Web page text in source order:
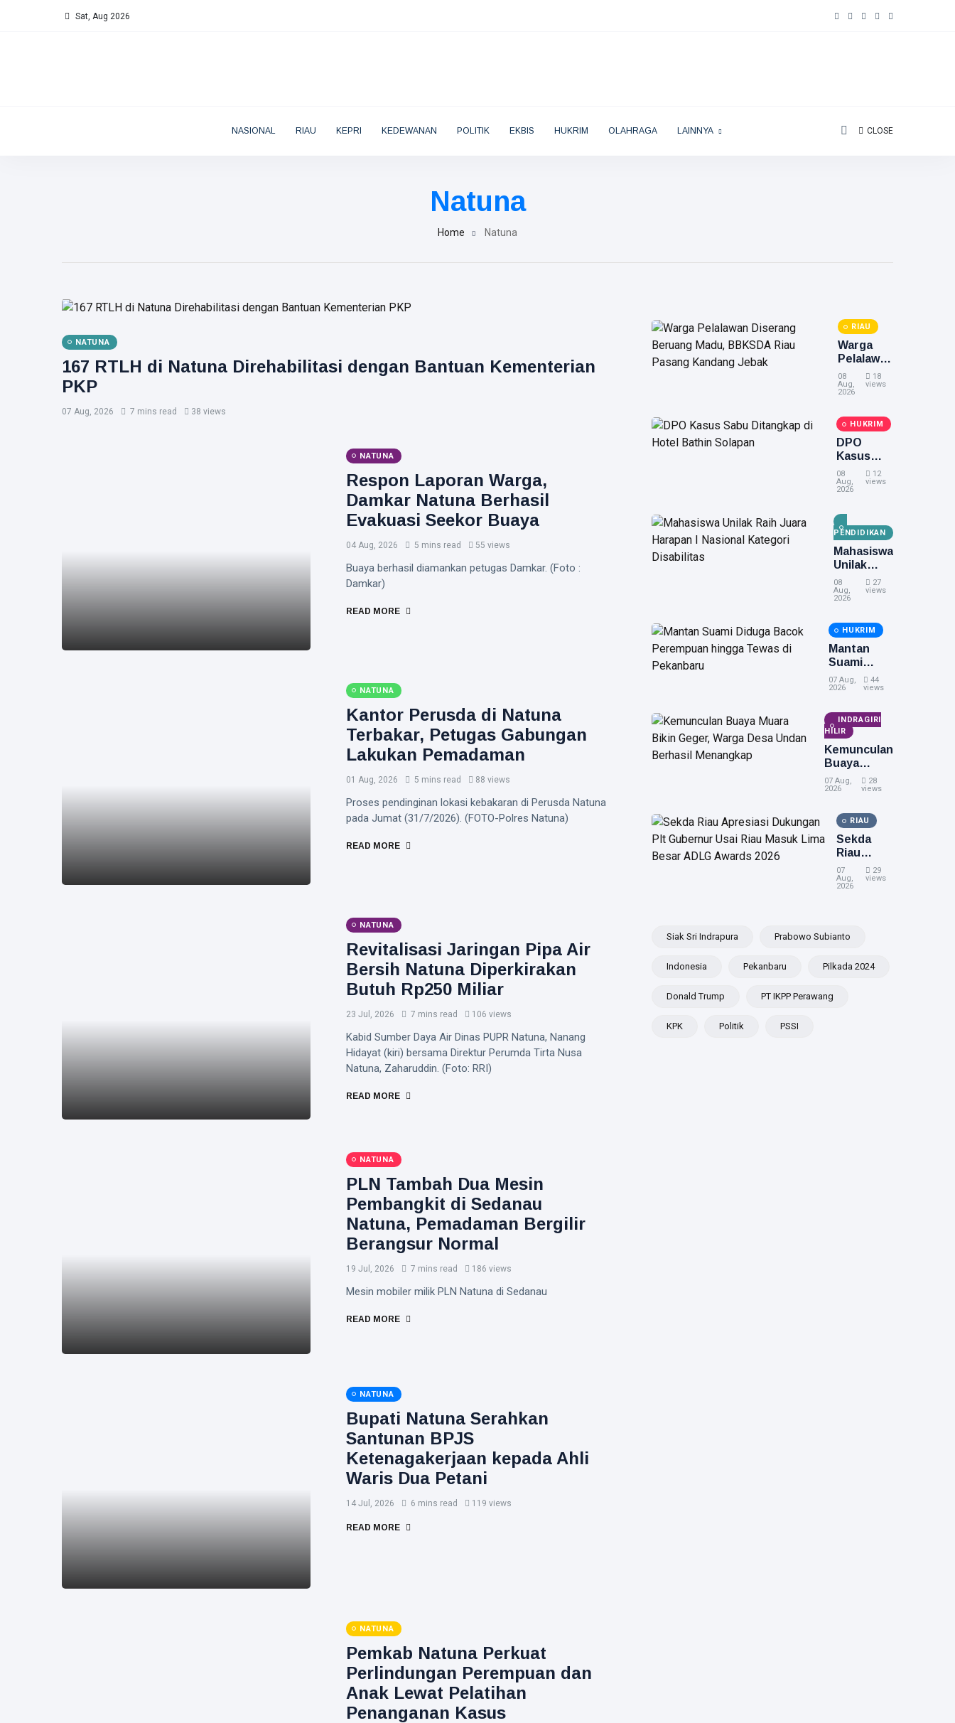
Sat, Aug 2026
NASIONAL RIAU KEPRI KEDEWANAN POLITIK EKBIS HUKRIM OLAHRAGA LAINNYA CLOSE
Natuna
Home Natuna
NATUNA
167 RTLH di Natuna Direhabilitasi dengan Bantuan Kementerian
PKP
07 Aug, 2026 7 mins read 38 views
NATUNA
Respon Laporan Warga,
Damkar Natuna Berhasil
Evakuasi Seekor Buaya
04 Aug, 2026 5 mins read 55 views
Buaya berhasil diamankan petugas Damkar. (Foto :
Damkar)
READ MORE
NATUNA
Kantor Perusda di Natuna
Terbakar, Petugas Gabungan
Lakukan Pemadaman
01 Aug, 2026 5 mins read 88 views
Proses pendinginan lokasi kebakaran di Perusda Natuna
pada Jumat (31/7/2026). (FOTO-Polres Natuna)
READ MORE
NATUNA
Revitalisasi Jaringan Pipa Air
Bersih Natuna Diperkirakan
Butuh Rp250 Miliar
23 Jul, 2026 7 mins read 106 views
Kabid Sumber Daya Air Dinas PUPR Natuna, Nanang
Hidayat (kiri) bersama Direktur Perumda Tirta Nusa
Natuna, Zaharuddin. (Foto: RRI)
READ MORE
NATUNA
PLN Tambah Dua Mesin
Pembangkit di Sedanau
Natuna, Pemadaman Bergilir
Berangsur Normal
19 Jul, 2026 7 mins read 186 views
Mesin mobiler milik PLN Natuna di Sedanau
READ MORE
NATUNA
Bupati Natuna Serahkan
Santunan BPJS
Ketenagakerjaan kepada Ahli
Waris Dua Petani
14 Jul, 2026 6 mins read 119 views
READ MORE
NATUNA
Pemkab Natuna Perkuat
Perlindungan Perempuan dan
Anak Lewat Pelatihan
Penanganan Kasus
RIAU
Warga
Pelalawan
Diserang
Beruang
Riau
Pasang
Kandang
08
Aug,
2026
18
views
HUKRIM
DPO
Kasus
Sabu
Ditangkap
Solapan
08
Aug,
2026
12
views
PENDIDIKAN
Mahasiswa
Unilak
Raih Juara
Harapan I
Disabilitas
08
Aug,
2026
27
views
HUKRIM
Mantan
Suami
Diduga
Bacok
hingga
Tewas di
Pekanbaru
07 Aug,
2026
44
views
INDRAGIRI
HILIR
Kemunculan
Buaya
Muara Bikin
Geger,
Undan
Berhasil
Menangkap
07 Aug,
2026
28
views
RIAU
Sekda
Riau
Apresiasi
Dukungan
Masuk
Besar
07
Aug,
2026
29
views
Siak Sri Indrapura Prabowo Subianto
Indonesia Pekanbaru Pilkada 2024
Donald Trump PT IKPP Perawang
KPK Politik PSSI